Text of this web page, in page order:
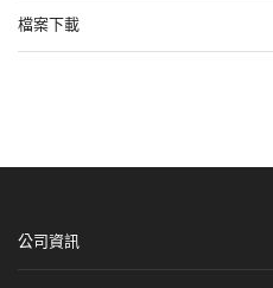
檔案下載
公司資訊